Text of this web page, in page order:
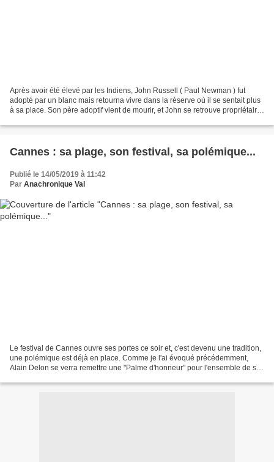
Après avoir été élevé par les Indiens, John Russell ( Paul Newman ) fut
adopté par un blanc mais retourna vivre dans la réserve où il se sentait plus
à sa place. Son père adoptif vient de mourir, et John se retrouve propriétaire
Cannes : sa plage, son festival, sa polémique...
Publié le 14/05/2019 à 11:42
Par Anachronique Val
Le festival de Cannes ouvre ses portes ce soir et, c'est devenu une tradition,
une polémique est déjà en place. Comme je l'ai évoqué précédemment,
Alain Delon se verra remettre une "Palme d'honneur" pour l'ensemble de sa